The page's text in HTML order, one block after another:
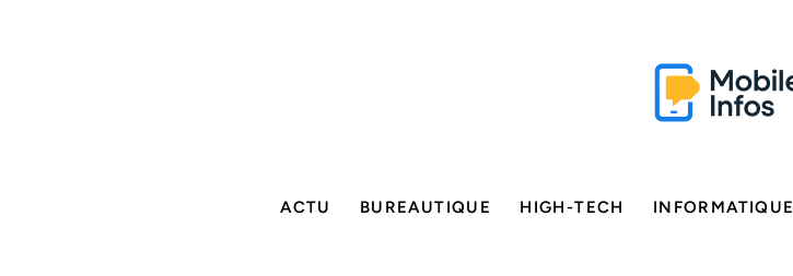
ACTU BUREAUTIQUE HIGH-TECH INFORMATIQUE